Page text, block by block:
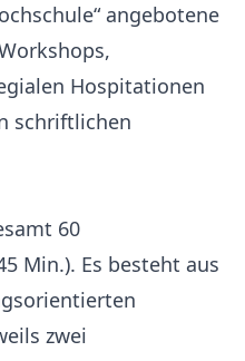
angebotene
Hospitationen
schriftlichen
60
Min.). Es besteht aus
zwei